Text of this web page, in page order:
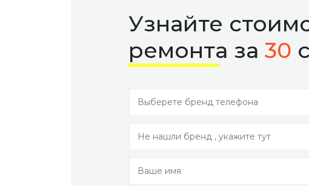
Узнайте
ремонта за 30